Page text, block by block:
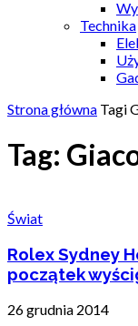
Technika
Strona główna Tagi
Tag:
Świat
Rolex Sydney
początek
26 grudnia 2014